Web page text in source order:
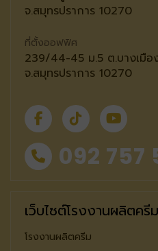
จ.สมุทรปราการ 10270
ที่ตั้งออฟฟิศ
239/44-45 ม.5 ต.บางเมือ
จ.สมุทรปราการ 10270
092 757
เว็บไซต์โรงงานผลิตครีม
โรงงานผลิตครีม